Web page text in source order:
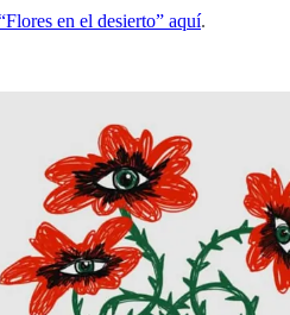
en el desierto” aquí.